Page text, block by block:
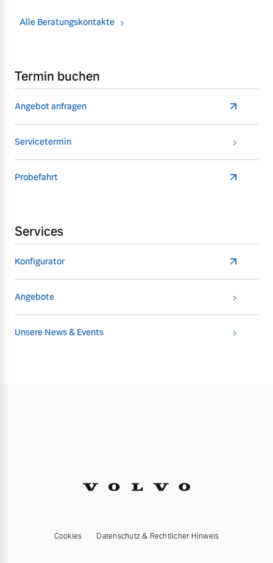
Alle Beratungskontakte
Termin buchen
Angebot anfragen
Servicetermin
Probefahrt
Services
Konfigurator
Angebote
Unsere News & Events
Cookies Datenschutz & Rechtlicher Hinweis